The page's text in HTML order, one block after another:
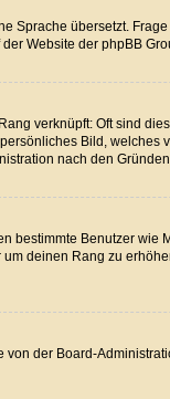
übersetzt.
Website der phpBB
verknüpft: Oft sind
Bild,
nach den
Benutzer
deinen Rang zu
der Board-